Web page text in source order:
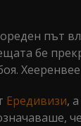
път
бе
Ередивизи,